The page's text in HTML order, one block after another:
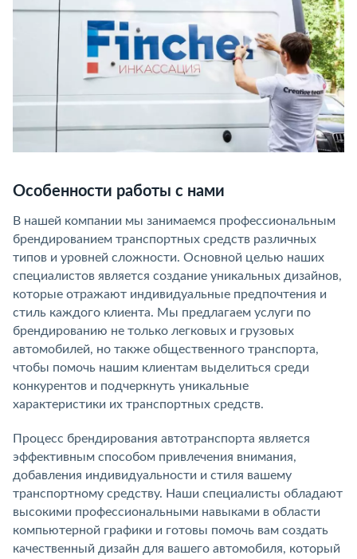
Особенности работы с нами
В нашей компании мы занимаемся профессиональным
брендированием транспортных средств различных
типов и уровней сложности. Основной целью наших
специалистов является создание уникальных дизайнов,
которые отражают индивидуальные предпочтения и
стиль каждого клиента. Мы предлагаем услуги по
брендированию не только легковых и грузовых
автомобилей, но также общественного транспорта,
чтобы помочь нашим клиентам выделиться среди
конкурентов и подчеркнуть уникальные
характеристики их транспортных средств.
Процесс брендирования автотранспорта является
эффективным способом привлечения внимания,
добавления индивидуальности и стиля вашему
транспортному средству. Наши специалисты обладают
высокими профессиональными навыками в области
компьютерной графики и готовы помочь вам создать
качественный дизайн для вашего автомобиля, который